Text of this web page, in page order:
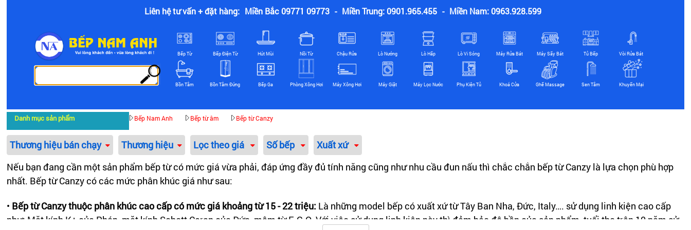
Liên hệ tư vấn + đặt hàng: Miền Bắc 09771 09773 - Miền Trung: 0901.965.455 - Miền Nam: 0963.928.599
Bếp Từ Bếp Điện Từ Hút Mùi Nồi Từ Chậu Rửa Lò Nướng Lò Hấp Lò Vi Sóng Máy Rửa Bát Máy Sấy Bát Tủ Bếp Vòi Rửa Bát
Bồn Tắm Bồn Tắm Đứng Bếp Ga Phòng Xông Hơi Máy Xông Hơi Máy Giặt Máy Lọc Nước Phụ Kiện Tủ Khoá Cửa Ghế Massage Sen Tắm Khuyến Mại
Danh mục sản phẩm Bếp Nam Anh Bếp từ âm Bếp từ Canzy
Thương hiệu bán chạy Thương hiệu Lọc theo giá Số bếp
Xuất xứ
Nếu bạn đang cần một sản phẩm bếp từ có mức giá vừa phải, đáp ứng đầy đủ tính năng cũng như nhu cầu đun nấu thì chắc chắn bếp từ Canzy là lựa chọn phù hợp
nhất. Bếp từ Canzy có các mức phân khúc giá như sau:
• Bếp từ Canzy thuộc phân khúc cao cấp có mức giá khoảng từ 15 - 22 triệu: Là những model bếp có xuất xứ từ Tây Ban Nha, Đức, Italy…. sử dụng linh kiện cao cấp
như: Mặt kính K+ của Pháp, mặt kính Schott Ceran của Đức, mâm từ E.G.O. Với việc sử dụng linh kiện này thì đảm bảo độ bền của sản phẩm, tuổi thọ trên 10 năm sử